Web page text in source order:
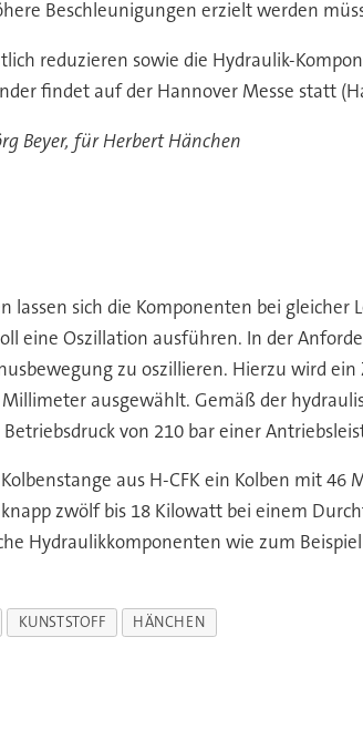
Beschleunigungen erzielt werden
reduzieren sowie die Hydraulik-
findet auf der Hannover Messe statt
Beyer, für Herbert Hänchen
sich die Komponenten bei gleicher
eine Oszillation ausführen. In der
zu oszillieren. Hierzu wird
ausgewählt. Gemäß der
von 210 bar einer
aus H-CFK ein Kolben mit
zwölf bis 18 Kilowatt bei einem
Hydraulikkomponenten wie zum
KUNSTSTOFF HÄNCHEN